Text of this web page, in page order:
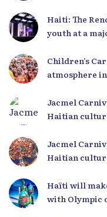
Haiti: The
youth at a
Children’s
atmosphere
Jacmel
Haitian
Jacmel
Haitian
Haïti will
with Olympic